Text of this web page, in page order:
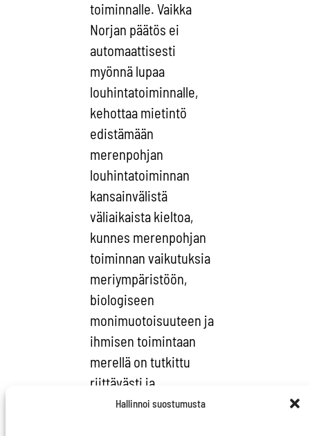
Hallinnoi suostumusta
toiminnalle. Vaikka
Norjan päätös ei
automaattisesti
myönnä lupaa
louhintatoiminnalle,
kehottaa mietintö
edistämään
merenpohjan
louhintatoiminnan
kansainvälistä
väliaikaista kieltoa,
kunnes merenpohjan
toiminnan vaikutuksia
meriympäristöön,
biologiseen
monimuotoisuuteen ja
ihmisen toimintaan
merellä on tutkittu
riittävästi ja
kaivostoimintaa